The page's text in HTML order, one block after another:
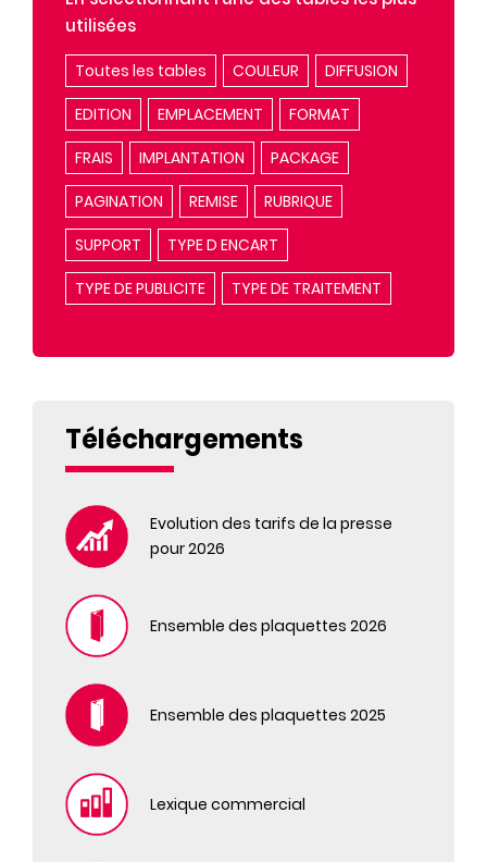
utilisées
Toutes les tables COULEUR
DIFFUSION
EDITION
EMPLACEMENT
FORMAT
FRAIS
IMPLANTATION
PACKAGE
PAGINATION
REMISE
RUBRIQUE
SUPPORT
TYPE D ENCART
TYPE DE PUBLICITE
TYPE DE TRAITEMENT
Téléchargements
Evolution des tarifs de la presse
pour 2026
Ensemble des plaquettes 2026
Ensemble des plaquettes 2025
Lexique commercial